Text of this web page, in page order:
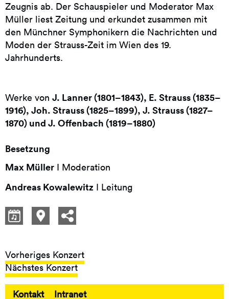
Zeugnis ab. Der Schauspieler und Moderator Max
Müller liest Zeitung und erkundet zusammen mit
den Münchner Symphonikern die Nachrichten und
Moden der Strauss-Zeit im Wien des 19.
Jahrhunderts.
Werke von J. Lanner (1801–1843), E. Strauss (1835–
1916), Joh. Strauss (1825–1899), J. Strauss (1827–
1870) und J. Offenbach (1819–1880)
Besetzung
Max Müller I Moderation
Andreas Kowalewitz I Leitung
Vorheriges Konzert
Nächstes Konzert
Kontakt Intranet